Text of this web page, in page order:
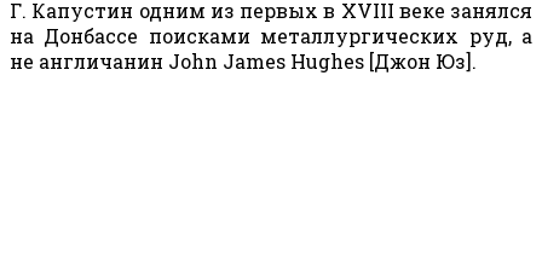
Г. Капустин одним из первых в XVIII веке занялся
на Донбассе поисками металлургических руд, а
не англичанин John James Hughes [Джон Юз].